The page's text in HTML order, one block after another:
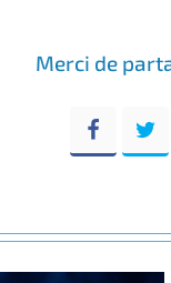
Merci de